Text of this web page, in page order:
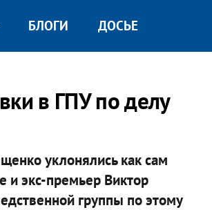
БЛОГИ ДОСЬЕ
в ГПУ по делу
уклонялись как сам
и экс-премьер Виктор
группы по этому